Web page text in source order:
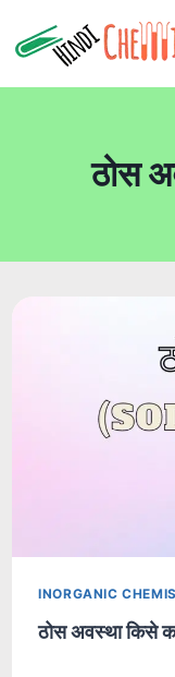
to
ठोस
INORGANIC
ठोस अवस्था किसे